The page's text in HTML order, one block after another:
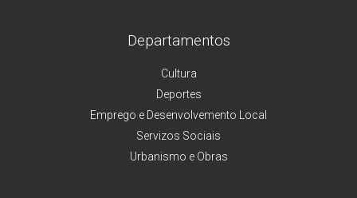
Departamentos
Cultura
Deportes
Emprego e Desenvolvemento Local
Servizos Sociais
Urbanismo e Obras